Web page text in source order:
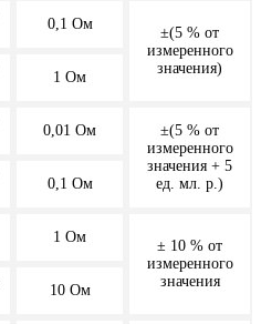
0,1 Ом
±(5 % от
измеренного
значения)
1 Ом
0,01 Ом
±(5 % от
измеренного
значения + 5
ед. мл. р.)
0,1 Ом
1 Ом
± 10 % от
измеренного
значения
10 Ом